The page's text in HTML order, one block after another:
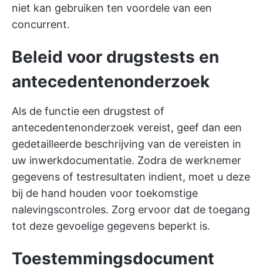
niet kan gebruiken ten voordele van een
concurrent.
Beleid voor drugstests en
antecedentenonderzoek
Als de functie een drugstest of
antecedentenonderzoek vereist, geef dan een
gedetailleerde beschrijving van de vereisten in
uw inwerkdocumentatie. Zodra de werknemer
gegevens of testresultaten indient, moet u deze
bij de hand houden voor toekomstige
nalevingscontroles. Zorg ervoor dat de toegang
tot deze gevoelige gegevens beperkt is.
Toestemmingsdocument